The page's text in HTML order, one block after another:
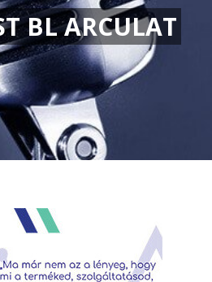
BL ARCULAT